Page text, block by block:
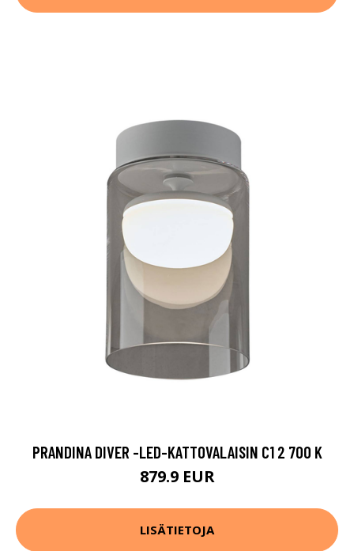
PRANDINA DIVER -LED-KATTOVALAISIN C1 2 700 K
879.9 EUR
LISÄTIETOJA